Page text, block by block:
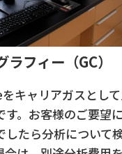
フィー（GC）
キャリアガスとし
す。お客様のご要望
したら分析について